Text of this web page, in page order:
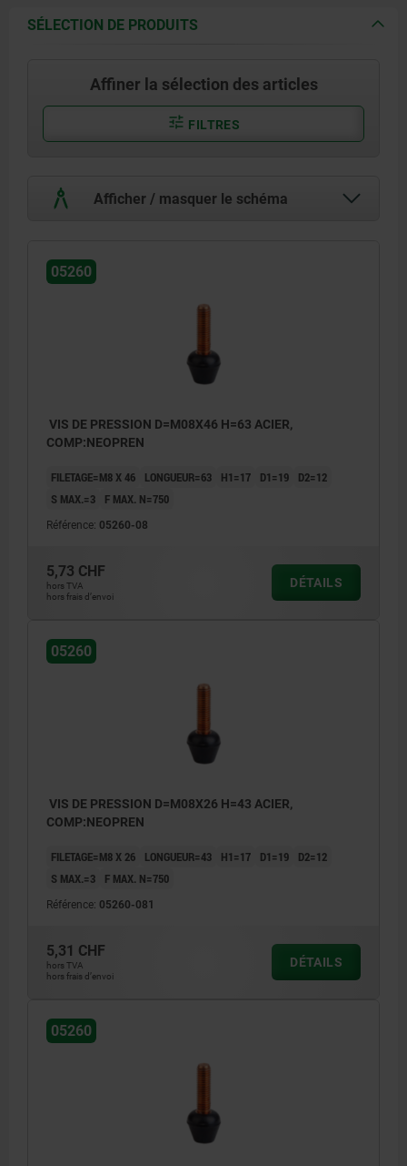
SÉLECTION DE PRODUITS
Affiner la sélection des articles
FILTRES
Afficher / masquer le schéma
05260
VIS DE PRESSION D=M08X46 H=63 ACIER,
COMP:NEOPREN
FILETAGE=M8 X 46 LONGUEUR=63 H1=17 D1=19
D2=12
S MAX.=3
F MAX. N=750
Référence: 05260-08
5,73 CHF
hors TVA
hors frais d’envoi
DÉTAILS
05260
VIS DE PRESSION D=M08X26 H=43 ACIER,
COMP:NEOPREN
FILETAGE=M8 X 26 LONGUEUR=43 H1=17 D1=19
D2=12
S MAX.=3
F MAX. N=750
Référence: 05260-081
5,31 CHF
hors TVA
hors frais d’envoi
DÉTAILS
05260